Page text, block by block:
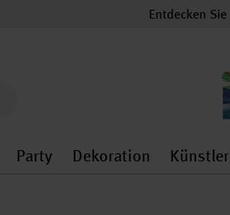
Entdecken
general.openMenu
Papier general.openMenu
Party
Party
Dekoration